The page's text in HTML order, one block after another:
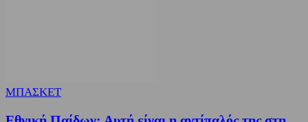
ΜΠΑΣΚΕΤ